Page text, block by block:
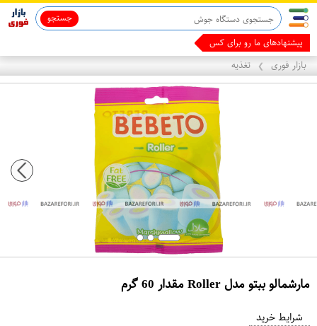
جستجو
پیشنهادهای ما رو برای کسب درآمد
بازار فوری ❯ تغذیه
مارشمالو ببتو مدل Roller مقدار 60 گرم
شرایط خرید